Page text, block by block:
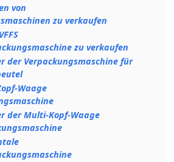
von
zu verkaufen
zu verkaufen
der Verpackungsmaschine für
Waage
der Multi-Kopf-Waage